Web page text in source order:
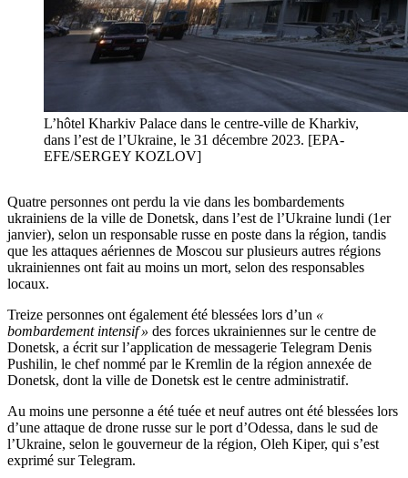
L’hôtel Kharkiv Palace dans le centre-ville de Kharkiv,
dans l’est de l’Ukraine, le 31 décembre 2023. [EPA-
EFE/SERGEY KOZLOV]
Quatre personnes ont perdu la vie dans les bombardements
ukrainiens de la ville de Donetsk, dans l’est de l’Ukraine lundi (1er
janvier), selon un responsable russe en poste dans la région, tandis
que les attaques aériennes de Moscou sur plusieurs autres régions
ukrainiennes ont fait au moins un mort, selon des responsables
locaux.
Treize personnes ont également été blessées lors d’un «
bombardement intensif » des forces ukrainiennes sur le centre de
Donetsk, a écrit sur l’application de messagerie Telegram Denis
Pushilin, le chef nommé par le Kremlin de la région annexée de
Donetsk, dont la ville de Donetsk est le centre administratif.
Au moins une personne a été tuée et neuf autres ont été blessées lors
d’une attaque de drone russe sur le port d’Odessa, dans le sud de
l’Ukraine, selon le gouverneur de la région, Oleh Kiper, qui s’est
exprimé sur Telegram.